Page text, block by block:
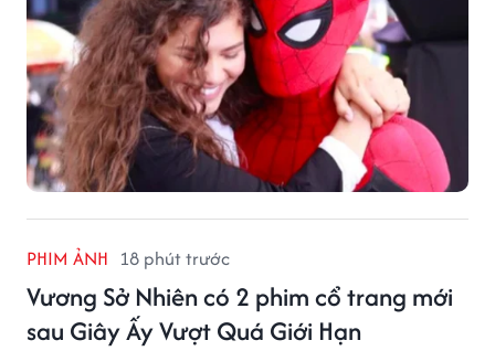
PHIM ẢNH 18 phút trước
Vương Sở Nhiên có 2 phim cổ trang mới
sau Giây Ấy Vượt Quá Giới Hạn